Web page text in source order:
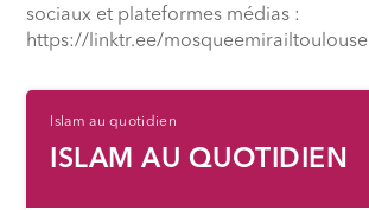
sociaux et plateformes médias :
⁠https://linktr.ee/mosqueemirailtoulouse
Islam au quotidien
ISLAM AU QUOTIDIEN